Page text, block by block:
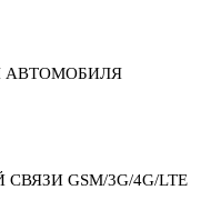
АВТОМОБИЛЯ
GSM/3G/4G/LTE